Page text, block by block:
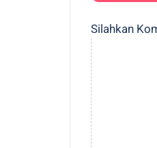
Silahkan